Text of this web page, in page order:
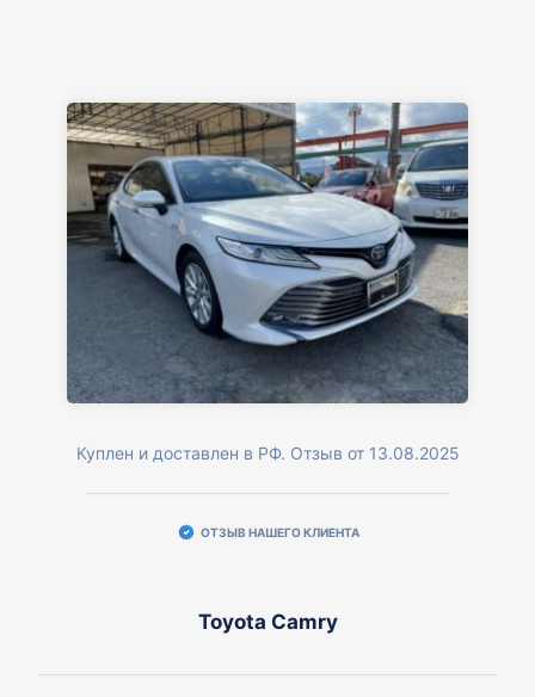
Куплен и доставлен в РФ. Отзыв от 13.08.2025
ОТЗЫВ НАШЕГО КЛИЕНТА
Toyota Camry